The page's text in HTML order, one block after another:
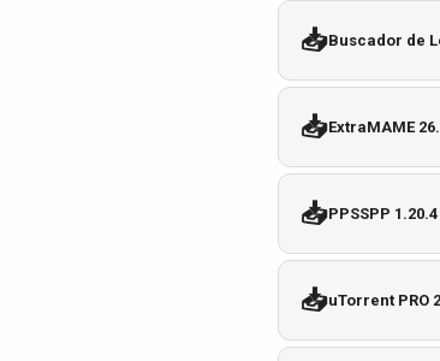
📥Buscador de
📥ExtraMAME
📥PPSSPP
📥uTorrent PRO